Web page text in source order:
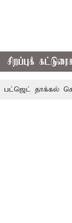
சிறப்புக்
தாக்கல்